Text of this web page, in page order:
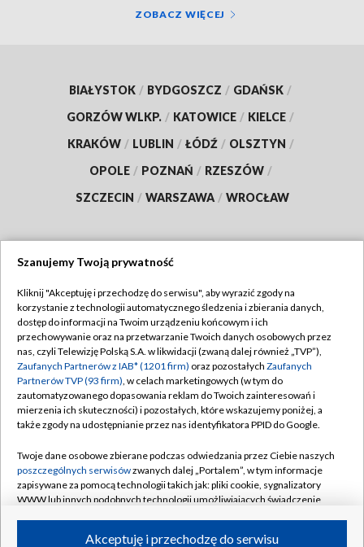
ZOBACZ WIĘCEJ
BIAŁYSTOK / BYDGOSZCZ / GDAŃSK /
GORZÓW WLKP. / KATOWICE / KIELCE /
KRAKÓW / LUBLIN / ŁÓDŹ / OLSZTYN /
OPOLE / POZNAŃ / RZESZÓW /
SZCZECIN / WARSZAWA / WROCŁAW
TVP
Abonament TVP
Emisja w TVP
Centrum informacji TVP
Naziemna Telewizja Cyfrowa
Rada Programowa
System NOS
Informacje o nadawcy
Regulamin TVP
Polityka prywatności
Moje zgody
Pomoc
Kontakt
Kanały
Szanujemy Twoją prywatność
Kliknij "Akceptuję i przechodzę do serwisu", aby wyrazić zgody na
korzystanie z technologii automatycznego śledzenia i zbierania danych,
dostęp do informacji na Twoim urządzeniu końcowym i ich
przechowywanie oraz na przetwarzanie Twoich danych osobowych przez
nas, czyli Telewizję Polską S.A. w likwidacji (zwaną dalej również „TVP”),
Zaufanych Partnerów z IAB* (1201 firm) oraz pozostałych Zaufanych
Partnerów TVP (93 firm), w celach marketingowych (w tym do
zautomatyzowanego dopasowania reklam do Twoich zainteresowań i
mierzenia ich skuteczności) i pozostałych, które wskazujemy poniżej, a
także zgody na udostępnianie przez nas identyfikatora PPID do Google.
Twoje dane osobowe zbierane podczas odwiedzania przez Ciebie naszych
poszczególnych serwisówzwanych dalej „Portalem”, w tym informacje
zapisywane za pomocą technologii takich jak: pliki cookie, sygnalizatory
WWW lub innych podobnych technologii umożliwiających świadczenie
ruchu w Internecie.Akceptuję i przechodzę do serwisu